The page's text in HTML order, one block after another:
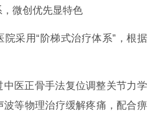
微创优先显特色
采用“阶梯式治疗体系”，根据
医正骨手法复位调整关节力学
等物理治疗缓解疼痛，配合痹